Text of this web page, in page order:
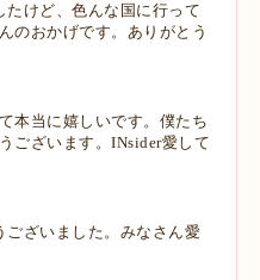
たけど、色んな国に行って
のおかげです。ありがとう
本当に嬉しいです。僕たち
ございます。INsider愛して
ございました。みなさん愛